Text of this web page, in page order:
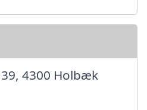
4300 Holbæk